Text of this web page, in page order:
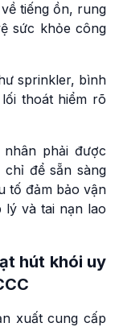
tiếng ồn, rung
sức khỏe công
sprinkler, bình
thoát hiểm rõ
phải được
để sẵn sàng
tố đảm bảo vận
lý và tai nạn lao
hút khói uy
xuất cung cấp